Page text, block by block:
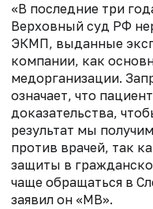
«В последние три
Верховный суд РФ
ЭКМП, выданные
компании, как
медорганизации.
означает, что
доказательства,
результат мы
против врачей, так
защиты в
чаще обращаться в
заявил он «МВ».